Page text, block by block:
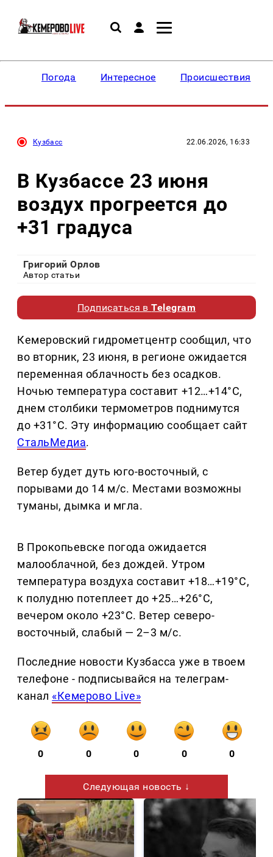
Погода Интересное Происшествия
Кузбасс 22.06.2026, 16:33
В Кузбассе 23 июня
воздух прогреется до
+31 градуса
Григорий Орлов
Автор статьи
Подписаться вTelegram
Кемеровский гидрометцентр сообщил, что
во вторник, 23 июня, в регионе ожидается
переменная облачность без осадков.
Ночью температура составит +12…+14°C,
днем столбики термометров поднимутся
до +31°C. Эту информацию сообщает сайт
СтальМедиа.
Ветер будет дуть юго-восточный, с
порывами до 14 м/с. Местами возможны
туманы, дымка и мгла.
В Прокопьевске погода ожидается
малооблачной, без дождей. Утром
температура воздуха составит +18…+19°C,
к полудню потеплеет до +25…+26°C,
вечером около +23°C. Ветер северо-
восточный, слабый — 2–3 м/с.
Последние новости Кузбасса уже в твоем
телефоне - подписывайся на телеграм-
канал «Кемерово Live»
0 0 0 0 0
Следующая новость ↓